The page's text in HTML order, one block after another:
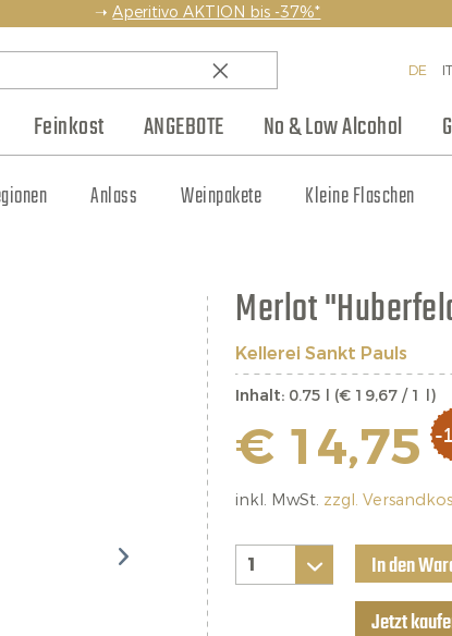
➝Aperitivo AKTION bis -37%*
DE IT
Feinkost ANGEBOTE No & Low Alcohol
Anlass Weinpakete Kleine Flaschen
& Pasta Aufstriche & Chutneys Eingelegtes
Weinhaus Club Blog Hersteller Jobs
Merlot
Kellerei Sankt Pauls
Inhalt: 0.75 l (€ 19,67 / 1 l)
€ 14,75 -
inkl. MwSt. zzgl.
In den
Jetzt